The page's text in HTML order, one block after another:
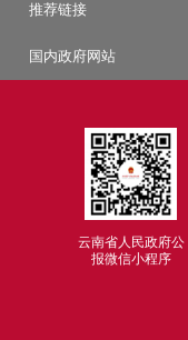
推荐链接
国内政府网站
云南省人民政府公
报微信小程序